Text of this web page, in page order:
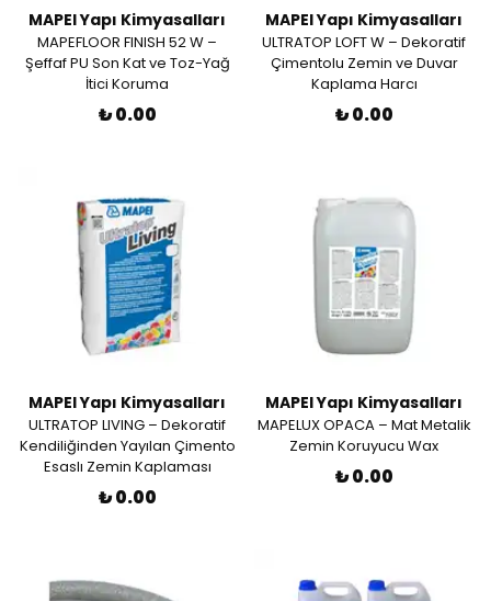
MAPEI Yapı Kimyasalları
MAPEFLOOR FINISH 52 W –
Şeffaf PU Son Kat ve Toz-Yağ
İtici Koruma
₺ 0.00
MAPEI Yapı Kimyasalları
ULTRATOP LOFT W – Dekoratif
Çimentolu Zemin ve Duvar
Kaplama Harcı
₺ 0.00
MAPEI Yapı Kimyasalları
ULTRATOP LIVING – Dekoratif
Kendiliğinden Yayılan Çimento
Esaslı Zemin Kaplaması
₺ 0.00
MAPEI Yapı Kimyasalları
MAPELUX OPACA – Mat Metalik
Zemin Koruyucu Wax
₺ 0.00